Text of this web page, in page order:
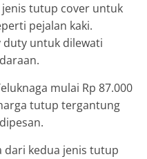
tutup cover untuk
pejalan kaki.
duty untuk dilewati
mulai Rp 87.000
tutup tergantung
dari kedua jenis tutup